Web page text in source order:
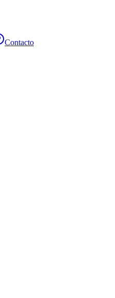
Contacto